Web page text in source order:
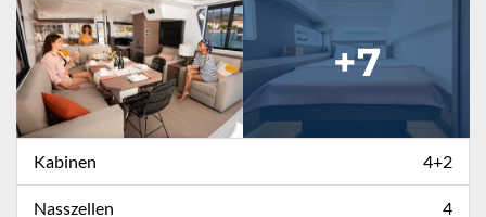
+7
Kabinen 4+2
Nasszellen 4